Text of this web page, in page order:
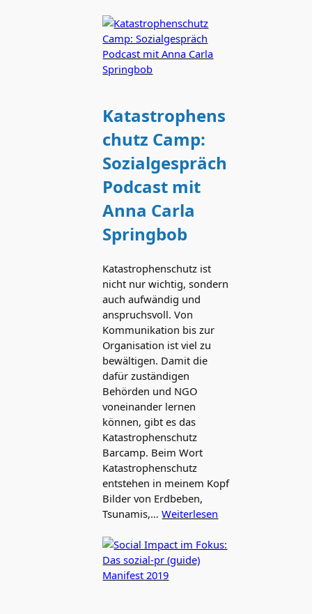
Katastrophens
chutz Camp:
Sozialgespräch
Podcast mit
Anna Carla
Springbob
Katastrophenschutz ist
nicht nur wichtig, sondern
auch aufwändig und
anspruchsvoll. Von
Kommunikation bis zur
Organisation ist viel zu
bewältigen. Damit die
dafür zuständigen
Behörden und NGO
voneinander lernen
können, gibt es das
Katastrophenschutz
Barcamp. Beim Wort
Katastrophenschutz
entstehen in meinem Kopf
Bilder von Erdbeben,
Tsunamis,…Weiterlesen